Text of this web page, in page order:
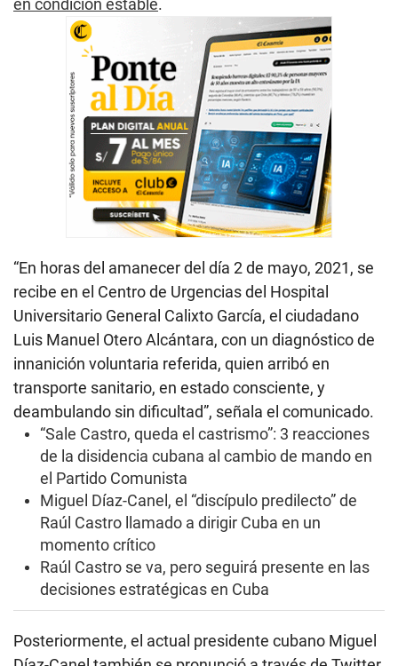
en condición estable.
“En horas del amanecer del día 2 de mayo, 2021, se
recibe en el Centro de Urgencias del Hospital
Universitario General Calixto García, el ciudadano
Luis Manuel Otero Alcántara, con un diagnóstico de
innanición voluntaria referida, quien arribó en
transporte sanitario, en estado consciente, y
deambulando sin dificultad”, señala el comunicado.
“Sale Castro, queda el castrismo”: 3 reacciones
de la disidencia cubana al cambio de mando en
el Partido Comunista
Miguel Díaz-Canel, el “discípulo predilecto” de
Raúl Castro llamado a dirigir Cuba en un
momento crítico
Raúl Castro se va, pero seguirá presente en las
decisiones estratégicas en Cuba
Posteriormente, el actual presidente cubano Miguel